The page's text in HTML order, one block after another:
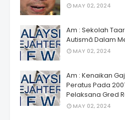
MAY 02, 2024
Am : Sekolah
Autismâ Dalam
MAY 02, 2024
Am : Kenaikan
Peratus Pada
Pelaksana Gred
MAY 02, 2024